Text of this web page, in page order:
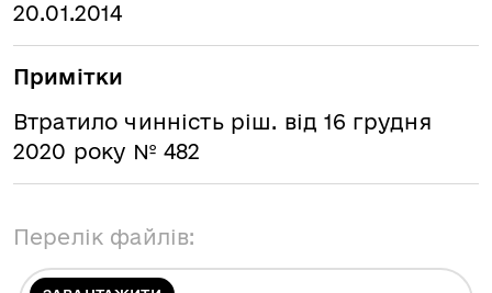
20.01.2014
Примітки
Втратило чинність ріш. від 16 грудня
2020 року № 482
Перелік файлів: